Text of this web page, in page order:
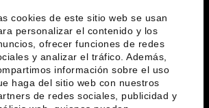
cookies de este sitio web se usan
personalizar el contenido y los
ofrecer funciones de redes
y analizar el tráfico. Además,
información sobre el uso
haga del sitio web con nuestros
de redes sociales, publicidad y
idiomas